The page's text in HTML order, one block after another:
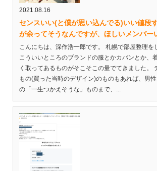
2021.08.16
センスいい(と僕が思い込んでる)いい値段
が余ってそうなんですが、ほしいメンバー
こんにちは、深作浩一郎です。 札幌で部屋整理を
こういいところのブランドの服とかカバンとか、
く取ってあるものがそこそこの量でてきました。
もの(買った当時のデザイン)のものもあれば、男
の「一生つかえそうな」ものまで、...